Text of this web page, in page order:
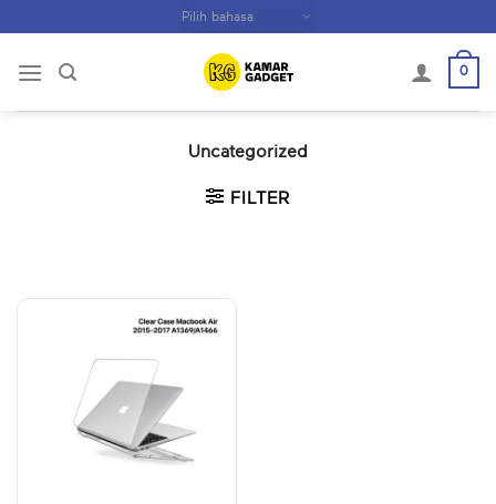
content
0
Uncategorized
FILTER